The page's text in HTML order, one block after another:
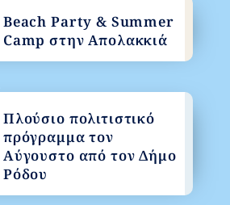
Πλούσιο πολιτιστικό
πρόγραμμα τον
Αύγουστο από τον Δήμο
Ρόδου
Beach Party & Summer
Camp στην Απολακκιά